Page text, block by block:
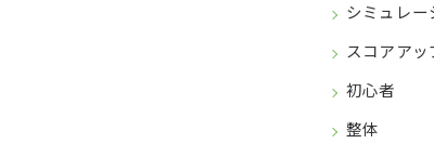
シミュレー
スコアアッ
初心者
整体